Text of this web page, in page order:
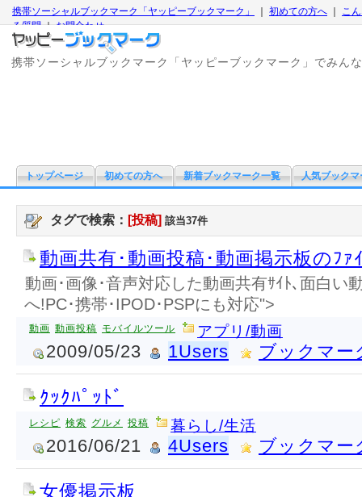
携帯ソーシャルブックマーク「ヤッピーブックマーク」 初めての方へ
こ
る質問｜お問合わせ
携帯ソーシャルブックマーク「ヤッピーブックマーク」でみん
トップページ 初めての方へ 新着ブックマーク一覧 人気ブックマ
タグで検索： [投稿] 該当37件
動画共有･動画投稿･動画掲示板のﾌｧ
動画･画像･音声対応した動画共有ｻｲﾄ､面白い
へ!PC･携帯･IPOD･PSPにも対応">
動画 動画投稿 モバイルツール アプリ/動画
2009/05/23 1Users ブックマー
ｸｯｸﾊﾟｯﾄﾞ
レシピ 検索 グルメ 投稿 暮らし/生活
2016/06/21 4Users ブックマー
女優掲示板